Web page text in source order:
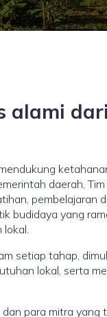
alami
daerah, Tim
pembelajaran
budidaya yang
setiap tahap,
lokal, serta
para mitra yang